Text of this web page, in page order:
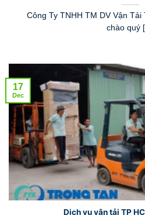
Công Ty TNHH TM DV Vận
chào quý
Dịch vụ vận tải TP
17
Dec